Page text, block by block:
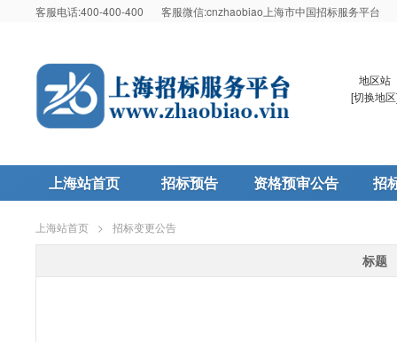
客服电话:400-400-400 客服微信:cnzhaobiao上海市中国招标服务平台
地区站
[切换地区
上海站首页 招标预告 资格预审公告 招
上海站首页 > 招标变更公告
标题